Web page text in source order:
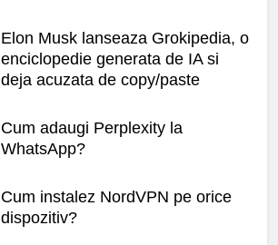
Elon Musk lanseaza Grokipedia, o
enciclopedie generata de IA si
deja acuzata de copy/paste
Cum adaugi Perplexity la
WhatsApp?
Cum instalez NordVPN pe orice
dispozitiv?